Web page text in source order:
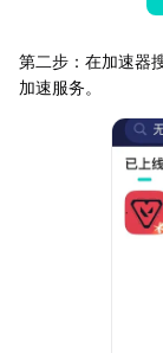
第二步：在加速器
加速服务。